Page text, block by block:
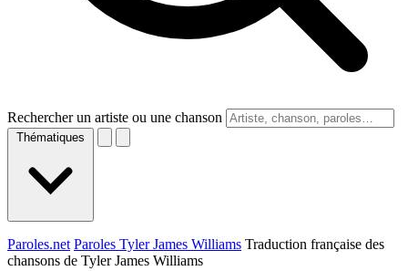
Rechercher un artiste ou une chanson
Thématiques
Paroles.net Paroles Tyler James Williams Traduction française des
chansons de Tyler James Williams